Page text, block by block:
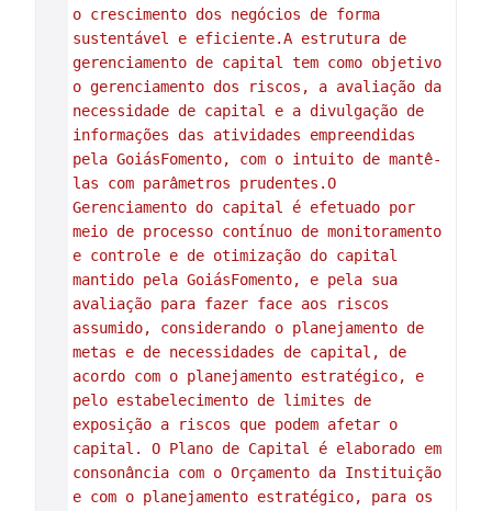
o crescimento dos negócios de forma
sustentável e eficiente.A estrutura de
gerenciamento de capital tem como objetivo
o gerenciamento dos riscos, a avaliação da
necessidade de capital e a divulgação de
informações das atividades empreendidas
pela GoiásFomento, com o intuito de mantê-
las com parâmetros prudentes.O
Gerenciamento do capital é efetuado por
meio de processo contínuo de monitoramento
e controle e de otimização do capital
mantido pela GoiásFomento, e pela sua
avaliação para fazer face aos riscos
assumido, considerando o planejamento de
metas e de necessidades de capital, de
acordo com o planejamento estratégico, e
pelo estabelecimento de limites de
exposição a riscos que podem afetar o
capital. O Plano de Capital é elaborado em
consonância com o Orçamento da Instituição
e com o planejamento estratégico, para os